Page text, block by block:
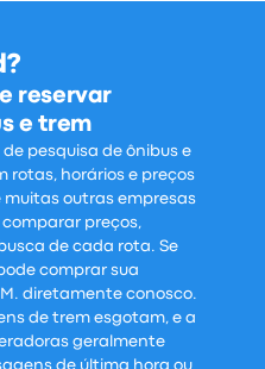
reservar
e trem
pesquisa de ônibus e
rotas, horários e preços
muitas outras empresas
comparar preços,
de cada rota. Se
comprar sua
diretamente conosco.
de trem esgotam, e a
geralmente
de última hora ou